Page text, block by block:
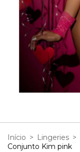
Início > Lingeries >
Conjunto Kim pink